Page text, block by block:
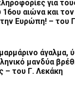
για
αιώνα και τον
Ευρώπη! – του
άγαλμα,
μανδύα
– του Γ. Λεκάκη